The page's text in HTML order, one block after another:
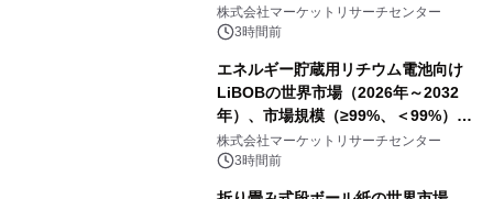
プリーツフィルターバッグ、その
他）・分析レポートを発表
株式会社マーケットリサーチセンター
3時間前
エネルギー貯蔵用リチウム電池向け
LiBOBの世界市場（2026年～2032
年）、市場規模（≥99%、＜99%）・
分析レポートを発表
株式会社マーケットリサーチセンター
3時間前